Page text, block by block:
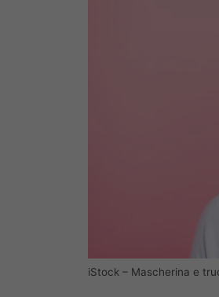
iStock – Mascherina e